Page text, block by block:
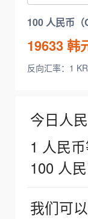
100 人民币
19633韩
反向汇率：1
今日人
1 人民
100 人
我们可